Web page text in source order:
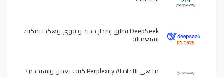
DeepSeek تطلق إصدار جديد و قوي وهكذا يمكنك
استعماله
ما هي الاداة Perplexity AI كيف تعمل واستخدم؟